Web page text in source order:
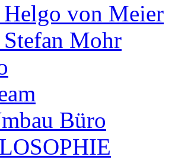
Helgo von Meier
Mohr
Büro